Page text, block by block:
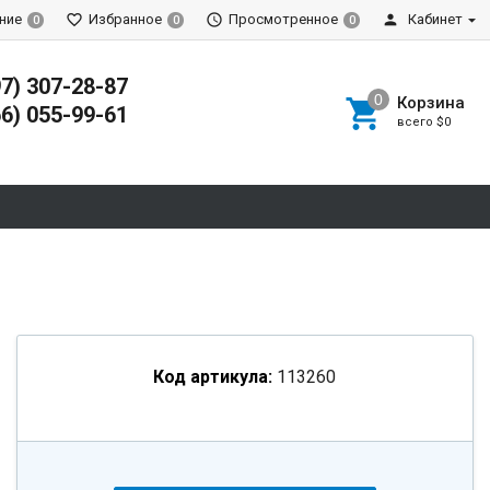
0 Избранное 0 Просмотренное 0 Кабинет
307-28-87
055-99-61
Корзина
всего $0
Код артикула: 113260